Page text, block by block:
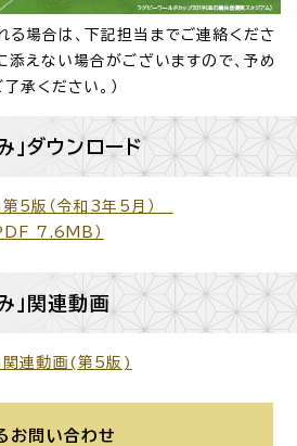
る場合は、下記担当までご連絡くださ
添えない場合がございますので、予め
了承ください。）
」ダウンロード
第5版（令和3年5月）
7.6MB）
」関連動画
関連動画(第5版)
お問い合わせ